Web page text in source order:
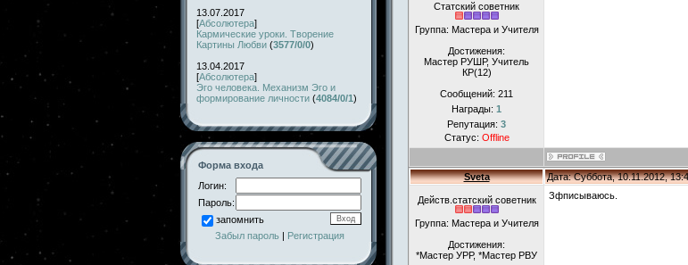
13.07.2017
[Абсолютера]
Кармические уроки. Творение
Картины Любви (3577/0/0)
13.04.2017
[Абсолютера]
Эго человека. Механизм Эго и
формирование личности (4084/0/1)
Форма входа
Логин:
Пароль:
запомнить
Забыл пароль | Регистрация
Статский советник
Группа: Мастера и Учителя
Достижения:
Мастер РУШР, Учитель
КР(12)
Сообщений: 211
Награды: 1
Репутация: 3
Статус: Offline
Sveta Дата: Суббота, 10.11.2012,
Действ.статский советник
Группа: Мастера и Учителя
Достижения:
*Мастер УРР, *Мастер РВУ
Зфписываюсь.